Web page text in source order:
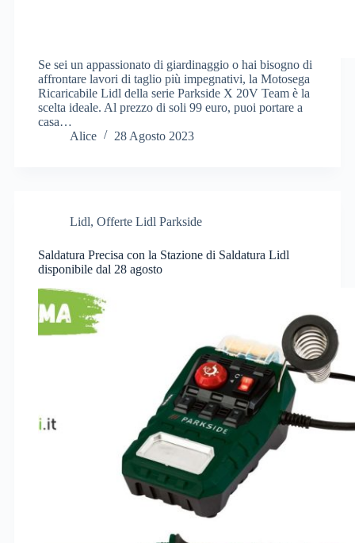
Se sei un appassionato di giardinaggio o hai bisogno di
affrontare lavori di taglio più impegnativi, la Motosega
Ricaricabile Lidl della serie Parkside X 20V Team è la
scelta ideale. Al prezzo di soli 99 euro, puoi portare a
casa…
Alice
28 Agosto 2023
Lidl, Offerte Lidl Parkside
Saldatura Precisa con la Stazione di Saldatura Lidl
disponibile dal 28 agosto